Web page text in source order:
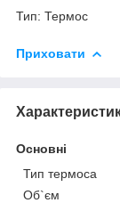
Тип: Термос
Приховати
Основні
Тип термоса
Об`єм